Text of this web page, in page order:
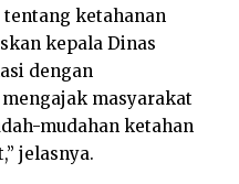
tentang ketahanan
kepala Dinas
dengan
masyarakat
mudahan ketahan
jelasnya.